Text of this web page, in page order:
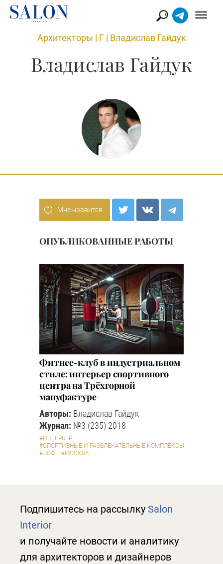
Архитекторы | Г | Владислав Гайдук
Владислав Гайдук
Мне нравится
ОПУБЛИКОВАННЫЕ РАБОТЫ
Фитнес-клуб в индустриальном
стиле: интерьер спортивного
центра на Трёхгорной
мануфактуре
Авторы: Владислав Гайдук
Журнал: №3 (235) 2018
#ИНТЕРЬЕР
#СПОРТИВНЫЕ И РАЗВЛЕКАТЕЛЬНЫЕ КОМПЛЕКСЫ
#ЛОФТ #МОСКВА
Подпишитесь на рассылку Salon
Interior
и получайте новости и аналитику
для архитекторов и дизайнеров